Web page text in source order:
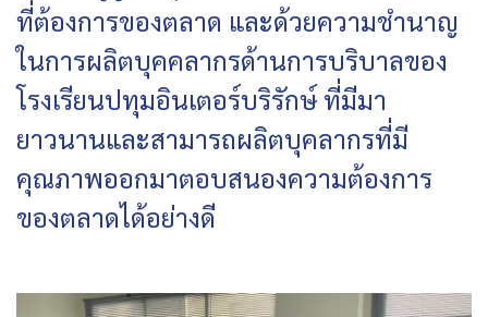
ที่ต้องการของตลาด และด้วยความชำนาญ
ในการผลิตบุคคลากรด้านการบริบาลของ
โรงเรียนปทุมอินเตอร์บริรักษ์ ที่มีมา
ยาวนานและสามารถผลิตบุคลากรที่มี
คุณภาพออกมาตอบสนองความต้องการ
ของตลาดได้อย่างดี